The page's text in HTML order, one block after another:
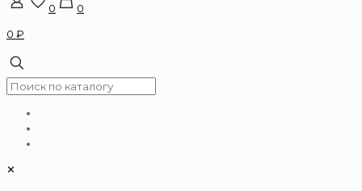
0
0
0 ₽
✕